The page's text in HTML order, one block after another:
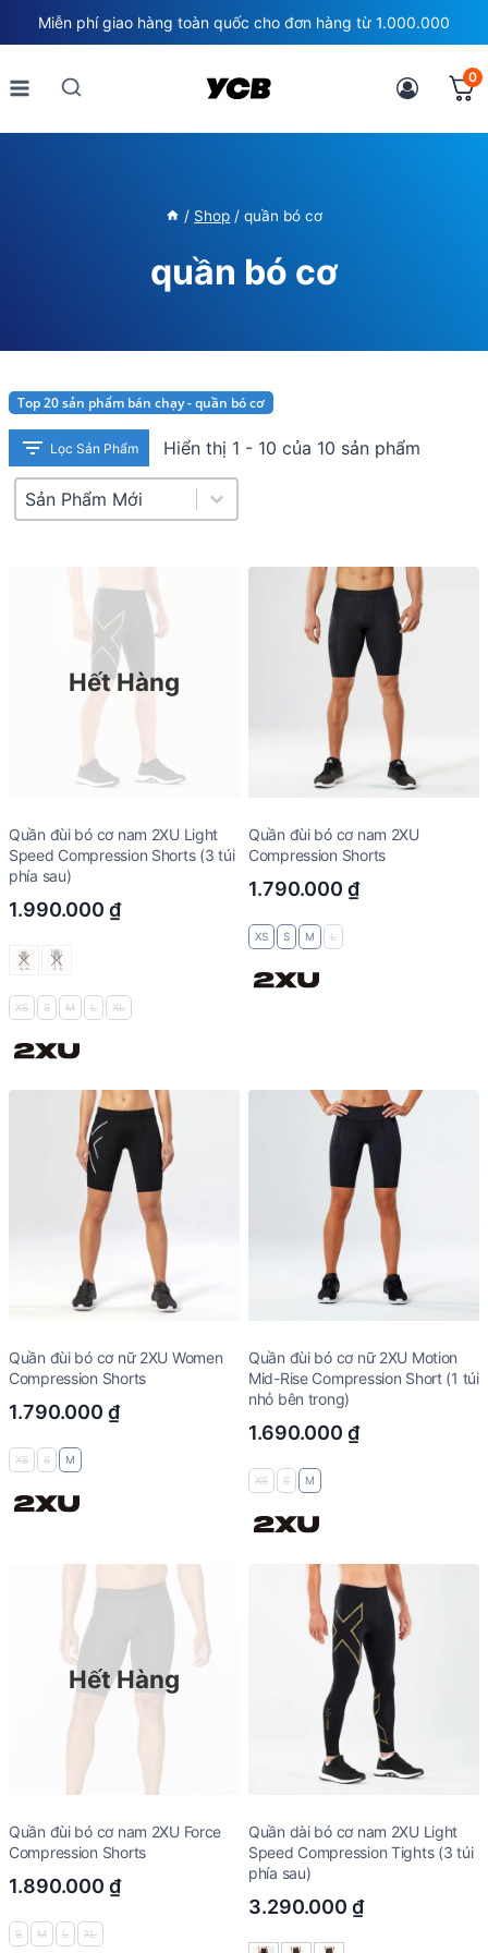
to
content
Miễn phí giao hàng toàn quốc cho đơn hàng từ 1.000.000
0
/ Shop / quần bó cơ
quần bó cơ
Top 20 sản phẩm bán chạy - quần bó cơ
Lọc Sản Phẩm Hiển thị 1 - 10 của 10 sản phẩm
Product Sort
Sort content
Hết Hàng
Quần đùi bó cơ nam 2XU Light
Speed Compression Shorts (3 túi
phía sau)
1.990.000 ₫
XS S M L XL
Quần đùi bó cơ nam 2XU
Compression Shorts
1.790.000 ₫
XS S M L
Quần đùi bó cơ nữ 2XU Women
Compression Shorts
1.790.000 ₫
XS S M
Quần đùi bó cơ nữ 2XU Motion
Mid-Rise Compression Short (1 túi
nhỏ bên trong)
1.690.000 ₫
XS S M
Hết Hàng
Quần đùi bó cơ nam 2XU Force
Compression Shorts
1.890.000 ₫
S M L XL
Quần dài bó cơ nam 2XU Light
Speed Compression Tights (3 túi
phía sau)
3.290.000 ₫